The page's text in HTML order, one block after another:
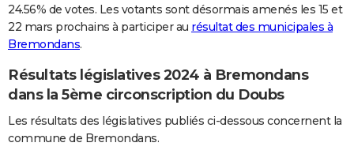
S'inscrire
Se connecter
Lycées
Collèges
Primaires
Universités
Entreprises
Service militaire
Avis de recherche
AVIS DE DÉCÈS
FORUM
Bricolage
Lifestyle
Culture
Sport
Auto
Television
Voyage
Cinema
24.56% de votes. Les votants sont désormais amenés les 15 et
22 mars prochains à participer au résultat des municipales à
Bremondans.
Résultats législatives 2024 à Bremondans
dans la 5ème circonscription du Doubs
Les résultats des législatives publiés ci-dessous concernent la
commune de Bremondans.